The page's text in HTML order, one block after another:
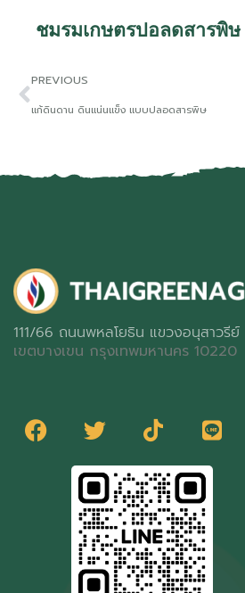
ชมรมเกษตรปอลดสารพิษ
PREVIOUS
แก้ดินดาน ดินแน่นแข็ง แบบปลอดสารพิษ
111/66 ถนนพหลโยธิน แขวงอนุสาวรีย์
เขตบางเขน กรุงเทพมหานคร 10220